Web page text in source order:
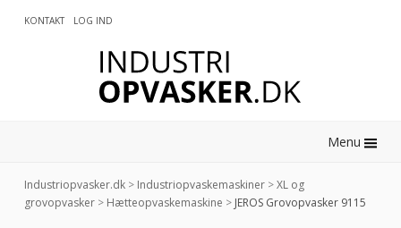
KONTAKT LOG IND
Menu
Industriopvasker.dk > Industriopvaskemaskiner >XL og
grovopvasker > Hætteopvaskemaskine >JEROS Grovopvasker 9115